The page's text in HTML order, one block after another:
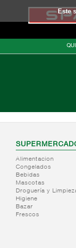
Este
Alimentacion
Congelados
Bebidas
Mascotas
Droguería y
Higiene
Bazar
Frescos